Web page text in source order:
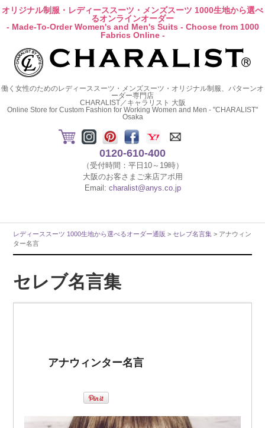
オリジナル制服・レディーススーツ・メンズスーツ 1000生地から選べ
るオンラインオーダー
- Made-To-Order Women's and Men's Suits - Choose from 1000
Fabrics Online -
働く女性のためのレディーススーツ・メンズスーツ・オリジナル制服、パターンオ
ーダー専門店
CHARALIST／キャラリスト 大阪
Online Store for Custom Fashion for Working Women and Men - "CHARALIST"
Osaka
0120-610-400
（受付時間：平日10～19時）
大阪のお客さまご来店アポ用
Email: charalist@anys.co.jp
レディーススーツ 1000生地から選べるオーダー通販 > セレブ名言集 > アナウィン
ター名言
セレブ名言集
アナウィンター名言